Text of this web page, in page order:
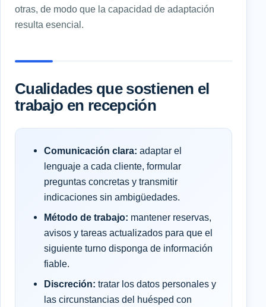
otras, de modo que la capacidad de adaptación
resulta esencial.
Cualidades que sostienen el
trabajo en recepción
Comunicación clara: adaptar el
lenguaje a cada cliente, formular
preguntas concretas y transmitir
indicaciones sin ambigüedades.
Método de trabajo: mantener reservas,
avisos y tareas actualizados para que el
siguiente turno disponga de información
fiable.
Discreción: tratar los datos personales y
las circunstancias del huésped con